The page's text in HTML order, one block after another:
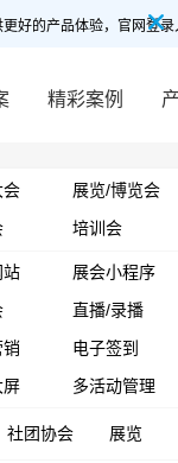
好的产品体验，官网登
精彩案例
会
展览/博览会
培训会
站
展会小程序
直播/录播
销
电子签到
屏 多活动管理
社团协会 展览